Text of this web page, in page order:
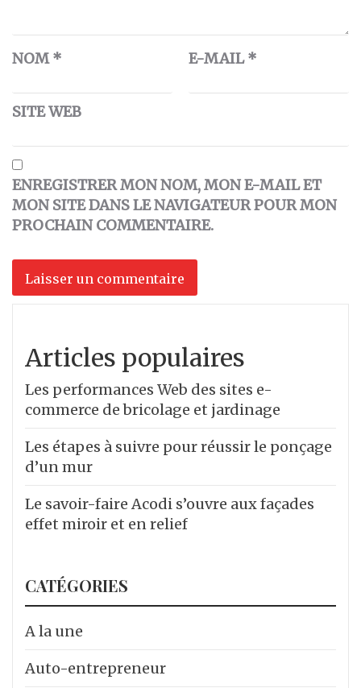
NOM* E-MAIL*
SITE WEB
ENREGISTRER MON NOM, MON E-MAIL ET
MON SITE DANS LE NAVIGATEUR POUR MON
PROCHAIN COMMENTAIRE.
Articles populaires
Les performances Web des sites e-
commerce de bricolage et jardinage
Les étapes à suivre pour réussir le ponçage
d’un mur
Le savoir-faire Acodi s’ouvre aux façades
effet miroir et en relief
CATÉGORIES
A la une
Auto-entrepreneur